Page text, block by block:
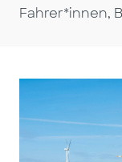
Fahrer*innen,